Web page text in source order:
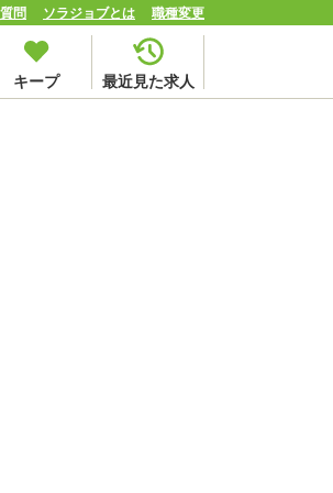
問 ソラジョブとは 職種変更
キープ 最近見た求人